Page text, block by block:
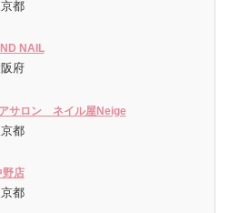
都
NAIL
府
サロン ネイル屋Neige
都
店
都